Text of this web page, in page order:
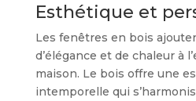
Esthétique et
Les fenêtres en bois
d’élégance et de chaleur à
maison. Le bois offre une
intemporelle qui